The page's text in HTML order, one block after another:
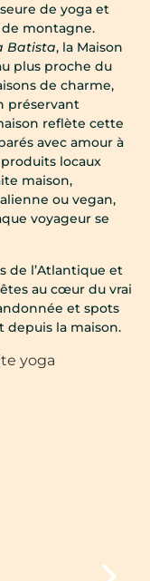
de yoga et
montagne.
Batista, la Maison
plus proche du
de charme,
préservant
reflète cette
avec amour à
locaux
maison,
ou vegan,
voyageur se
de l’Atlantique et
au cœur du vrai
et spots
depuis la maison.